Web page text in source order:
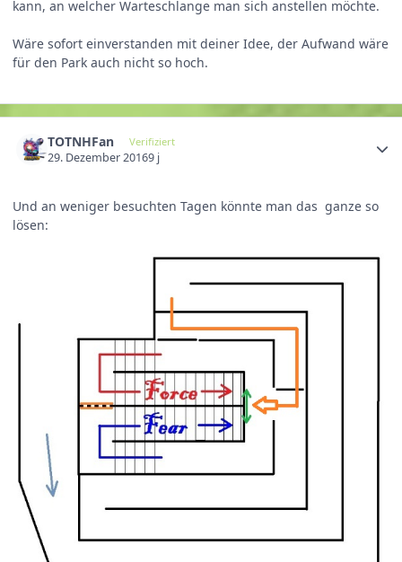
kann, an welcher Warteschlange man sich anstellen möchte.
Wäre sofort einverstanden mit deiner Idee, der Aufwand wäre
für den Park auch nicht so hoch.
TOTNHFan Verifiziert
29. Dezember 20169 j
Und an weniger besuchten Tagen könnte man das ganze so
lösen: